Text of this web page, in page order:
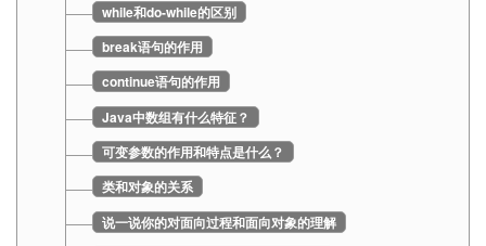
while和do-while的区别
break语句的作用
continue语句的作用
Java中数组有什么特征？
可变参数的作用和特点是什么？
类和对象的关系
说一说你的对面向过程和面向对象的理解